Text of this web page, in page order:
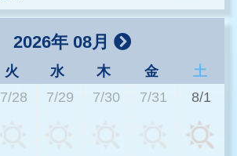
2026年 08月
火 水 木 金
土
7/28 7/29 7/30 7/31 8/1